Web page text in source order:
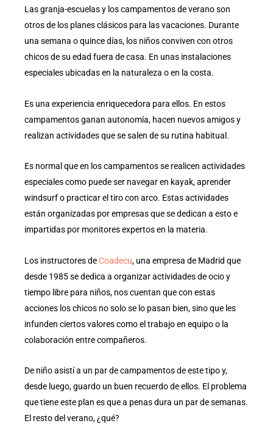
Las granja-escuelas y los campamentos de verano son
otros de los planes clásicos para las vacaciones. Durante
una semana o quince días, los niños conviven con otros
chicos de su edad fuera de casa. En unas instalaciones
especiales ubicadas en la naturaleza o en la costa.
Es una experiencia enriquecedora para ellos. En estos
campamentos ganan autonomía, hacen nuevos amigos y
realizan actividades que se salen de su rutina habitual.
Es normal que en los campamentos se realicen actividades
especiales como puede ser navegar en kayak, aprender
windsurf o practicar el tiro con arco. Estas actividades
están organizadas por empresas que se dedican a esto e
impartidas por monitores expertos en la materia.
Los instructores deCoadecu, una empresa de Madrid que
desde 1985 se dedica a organizar actividades de ocio y
tiempo libre para niños, nos cuentan que con estas
acciones los chicos no solo se lo pasan bien, sino que les
infunden ciertos valores como el trabajo en equipo o la
colaboración entre compañeros.
De niño asistí a un par de campamentos de este tipo y,
desde luego, guardo un buen recuerdo de ellos. El problema
que tiene este plan es que a penas dura un par de semanas.
El resto del verano, ¿qué?